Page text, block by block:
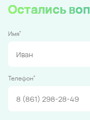
Остались
Имя*
Телефон*